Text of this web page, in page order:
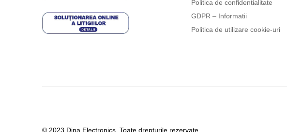
Politica de confidentialitate
GDPR – Informatii
Politica de utilizare cookie-uri
© 2023 Dina Electronics. Toate drepturile rezervate.